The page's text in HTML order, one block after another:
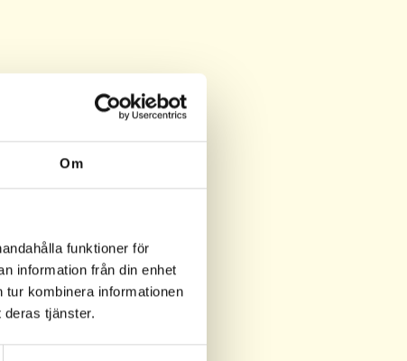
Om
funktioner för
information från din enhet
kombinera informationen
deras tjänster.